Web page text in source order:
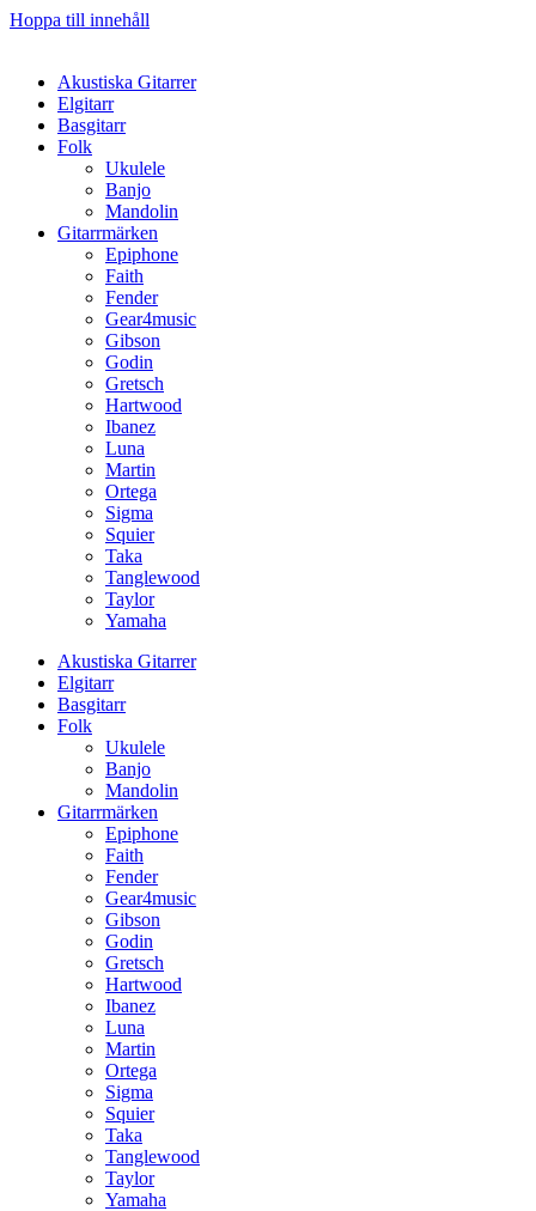
Hoppa till innehåll
Akustiska Gitarrer
Elgitarr
Basgitarr
Folk
Ukulele
Banjo
Mandolin
Gitarrmärken
Epiphone
Faith
Fender
Gear4music
Gibson
Godin
Gretsch
Hartwood
Ibanez
Luna
Martin
Ortega
Sigma
Squier
Taka
Tanglewood
Taylor
Yamaha
Akustiska Gitarrer
Elgitarr
Basgitarr
Folk
Ukulele
Banjo
Mandolin
Gitarrmärken
Epiphone
Faith
Fender
Gear4music
Gibson
Godin
Gretsch
Hartwood
Ibanez
Luna
Martin
Ortega
Sigma
Squier
Taka
Tanglewood
Taylor
Yamaha